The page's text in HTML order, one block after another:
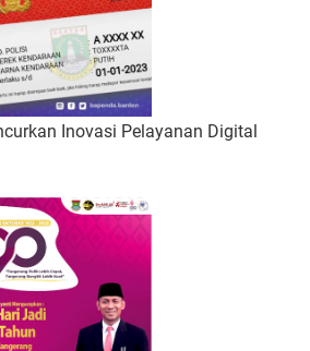
Inovasi Pelayanan Digital